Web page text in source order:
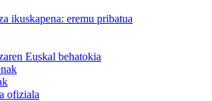
ikuskapena: eremu pribatua
Euskal behatokia
ofiziala